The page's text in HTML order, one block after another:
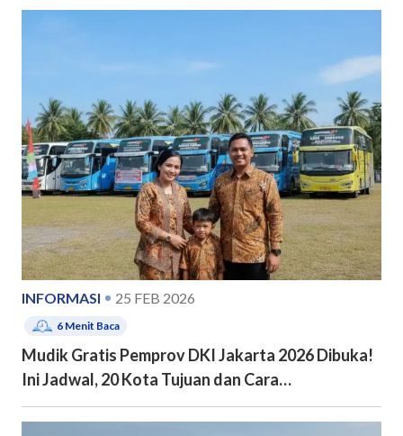
INFORMASI 25 FEB 2026
6 Menit Baca
Mudik Gratis Pemprov DKI Jakarta 2026 Dibuka!
Ini Jadwal, 20 Kota Tujuan dan Cara
Pendaftarannya